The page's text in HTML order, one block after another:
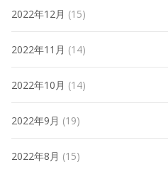
2022年12月 (15)
2022年11月 (14)
2022年10月 (14)
2022年9月 (19)
2022年8月 (15)